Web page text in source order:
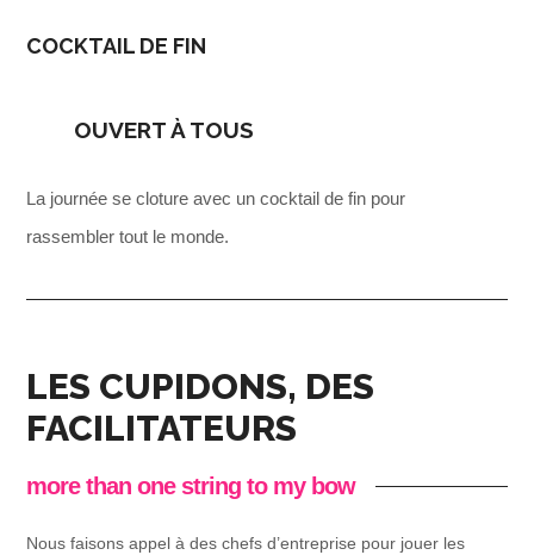
COCKTAIL DE FIN
OUVERT À TOUS
La journée se cloture avec un cocktail de fin pour
rassembler tout le monde.
more than one string to my bow
LES CUPIDONS, DES
FACILITATEURS
Nous faisons appel à des chefs d’entreprise pour jouer les